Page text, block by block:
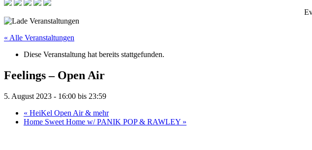
« Alle Veranstaltungen
Diese Veranstaltung hat bereits stattgefunden.
Feelings – Open Air
5. August 2023 - 16:00 bis 23:59
« HeiKel Open Air & mehr
Home Sweet Home w/ PANIK POP & RAWLEY »